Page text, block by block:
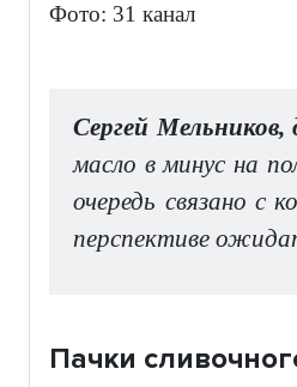
Фото: 31 канал
Сергей
масло в минус на
очередь связано
перспективе
Пачки